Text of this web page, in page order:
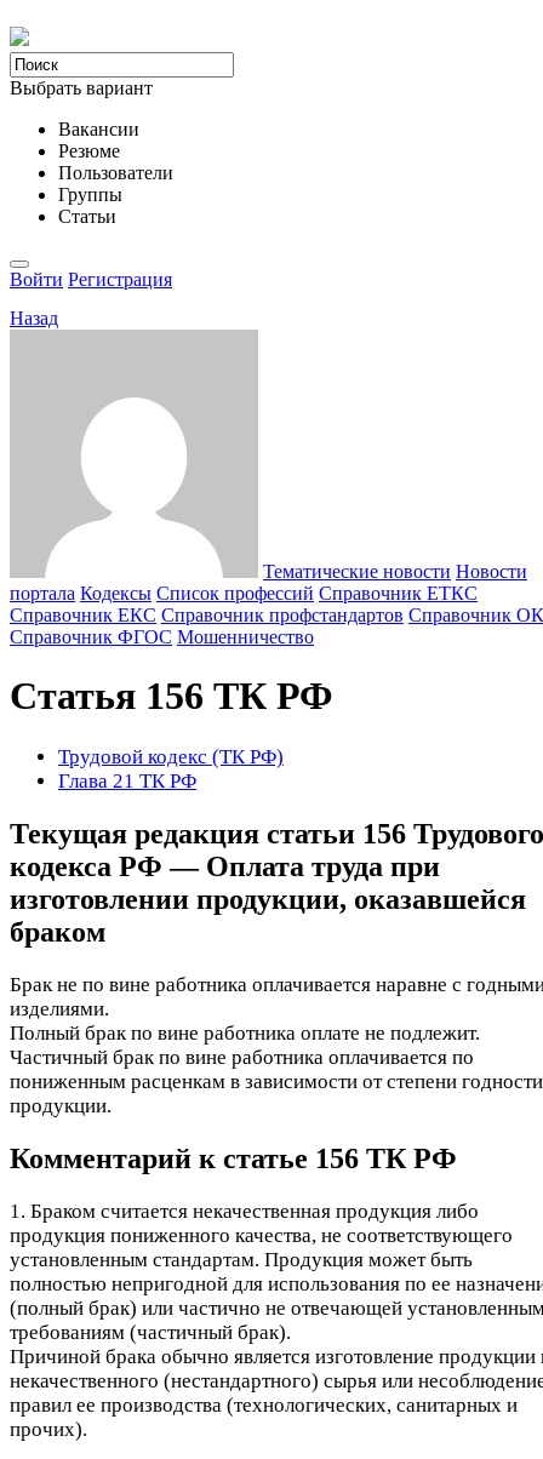
Выбрать вариант
Вакансии
Резюме
Пользователи
Группы
Статьи
Войти Регистрация
Назад
Тематические новости Новости
портала Кодексы Cписок профессий Справочник ЕТКС
Справочник ЕКС Справочник профстандартов Справочник
Справочник ФГОС Мошенничество
Статья 156 ТК РФ
Трудовой кодекс (ТК РФ)
Глава 21 ТК РФ
Текущая редакция статьи 156 Трудового
кодекса РФ — Оплата труда при
изготовлении продукции, оказавшейся
браком
Брак не по вине работника оплачивается наравне с
изделиями.
Полный брак по вине работника оплате не подлежит.
Частичный брак по вине работника оплачивается по
пониженным расценкам в зависимости от степени годности
продукции.
Комментарий к статье 156 ТК РФ
1. Браком считается некачественная продукция либо
продукция пониженного качества, не соответствующего
установленным стандартам. Продукция может быть
полностью непригодной для использования по ее
(полный брак) или частично не отвечающей
требованиям (частичный брак).
Причиной брака обычно является изготовление продукции
некачественного (нестандартного) сырья или
правил ее производства (технологических, санитарных и
прочих).